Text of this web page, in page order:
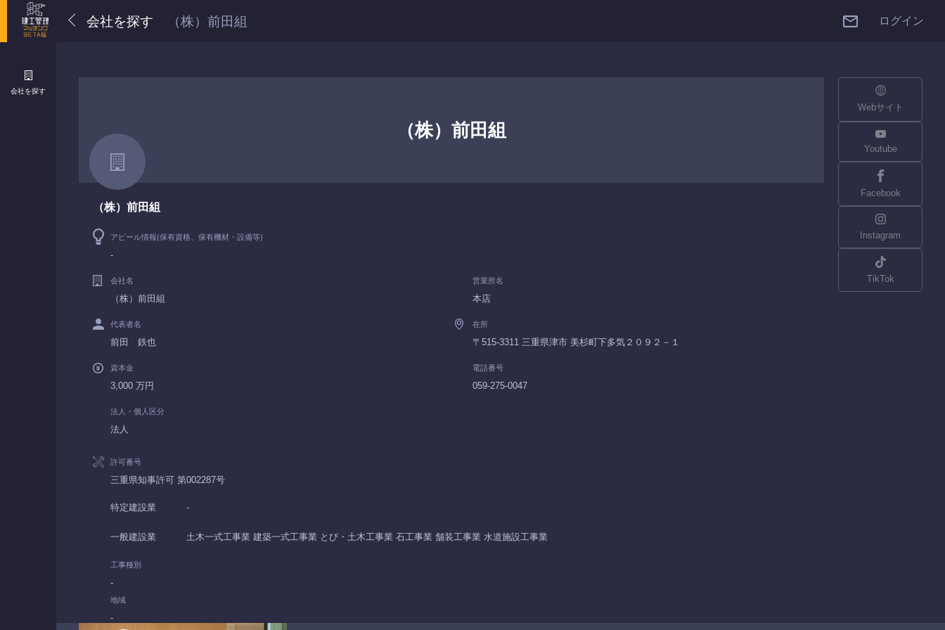
会社を探す （株）前田組 ログイン
（株）前田組
（株）前田組
アピール情報(保有資格、保有機材・設備等)
-
会社名
（株）前田組
代表者名
前田 鉄也
資本金
3,000 万円
法人・個人区分
法人
営業所名
本店
在所
〒515-3311 三重県津市 美杉町下多気２０９２－１
電話番号
059-275-0047
許可番号
三重県知事許可 第002287号
特定建設業 -
一般建設業 土木一式工事業 建築一式工事業 とび・土木工事業 石工事業 舗装工事業 水道施設工事業
工事種別
-
地域
-
Webサイト
Youtube
Facebook
Instagram
TikTok
会社を探す